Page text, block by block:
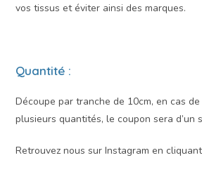
vos tissus et éviter ainsi des marques.
Quantité :
Découpe par tranche de 10cm, en cas
plusieurs quantités, le coupon sera d’un
Retrouvez nous sur Instagram en